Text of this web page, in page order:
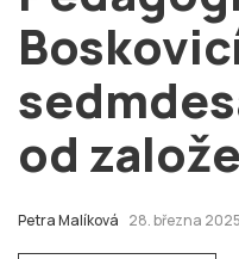
# volby
login PŘIHLÁSIT SE
Zapomněli jste heslo?
od
Petra Malíková 28. března